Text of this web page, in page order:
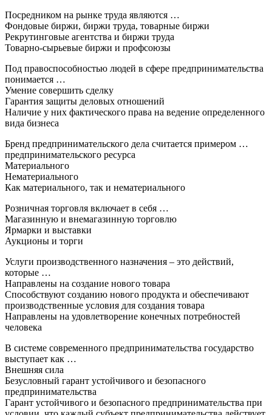
Посредником на рынке труда являются …
Фондовые биржи, биржи труда, товарные биржи
Рекрутинговые агентства и биржи труда
Товарно-сырьевые биржи и профсоюзы
Под правоспособностью людей в сфере предпринимательства
понимается …
Умение совершить сделку
Гарантия защиты деловых отношений
Наличие у них фактического права на ведение определенного
вида бизнеса
Бренд предпринимательского дела считается примером …
предпринимательского ресурса
Материального
Нематериального
Как материального, так и нематериального
Розничная торговля включает в себя …
Магазинную и внемагазинную торговлю
Ярмарки и выставки
Аукционы и торги
Услуги производственного назначения – это действий,
которые …
Направлены на создание нового товара
Способствуют созданию нового продукта и обеспечивают
производственные условия для создания товара
Направлены на удовлетворение конечных потребностей
человека
В системе современного предпринимательства государство
выступает как …
Внешняя сила
Безусловный гарант устойчивого и безопасного
предпринимательства
Гарант устойчивого и безопасного предпринимательства при